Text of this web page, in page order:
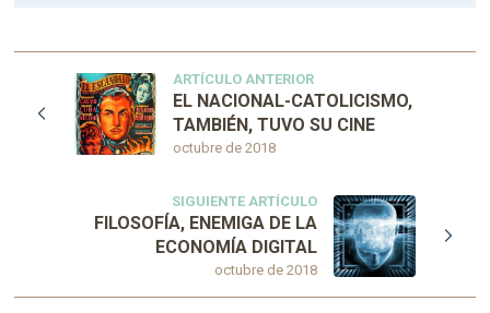
ARTÍCULO ANTERIOR
octubre de 2018
EL NACIONAL-CATOLICISMO,
TAMBIÉN, TUVO SU CINE
SIGUIENTE ARTÍCULO
octubre de 2018
FILOSOFÍA, ENEMIGA DE LA
ECONOMÍA DIGITAL